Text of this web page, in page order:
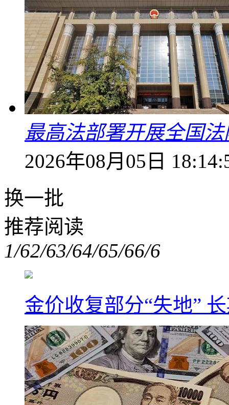
最高法部署开展全国
2026年08月05日
换一批
推荐阅读
1/62/63/64/65/66/6
金价收复部分“失地”